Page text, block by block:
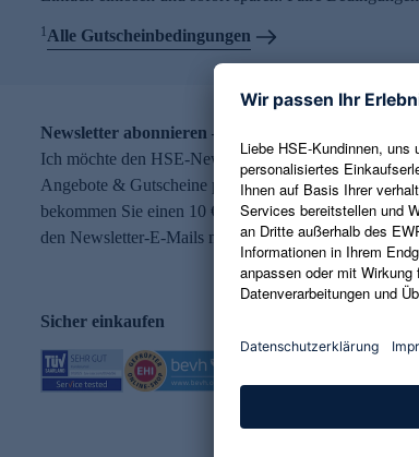
1Alle Gutscheinbedingungen
Newsletter abonnieren – 10 € Gutschein erhalten
Ich möchte den HSE-Newsletter abonnieren und
Angebote & Gutscheine per E-Mail erhalten. Als
bekommen Sie einen 10 € Gutschein. Eine
den Newsletter-E-Mails möglich.
Sicher einkaufen